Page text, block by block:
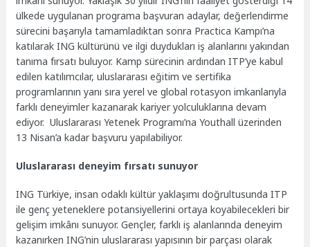
ülkede uygulanan programa başvuran adaylar, değerlendirme
sürecini başarıyla tamamladıktan sonra Practica Kampı’na
katılarak ING kültürünü ve ilgi duydukları iş alanlarını yakından
tanıma fırsatı buluyor. Kamp sürecinin ardından ITP’ye kabul
edilen katılımcılar, uluslararası eğitim ve sertifika
programlarının yanı sıra yerel ve global rotasyon imkanlarıyla
farklı deneyimler kazanarak kariyer yolculuklarına devam
ediyor. Uluslararası Yetenek Programı’na Youthall üzerinden
13 Nisan’a kadar başvuru yapılabiliyor.
Uluslararası deneyim fırsatı sunuyor
ING Türkiye, insan odaklı kültür yaklaşımı doğrultusunda ITP
ile genç yeteneklere potansiyellerini ortaya koyabilecekleri bir
gelişim imkânı sunuyor. Gençler, farklı iş alanlarında deneyim
kazanırken ING’nin uluslararası yapısının bir parçası olarak